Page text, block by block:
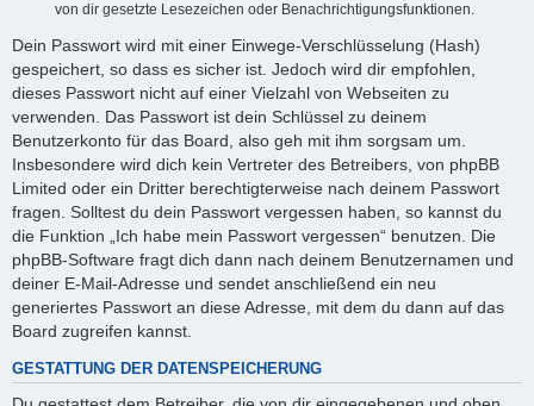
von dir gesetzte Lesezeichen oder Benachrichtigungsfunktionen.
Dein Passwort wird mit einer Einwege-Verschlüsselung (Hash)
gespeichert, so dass es sicher ist. Jedoch wird dir empfohlen,
dieses Passwort nicht auf einer Vielzahl von Webseiten zu
verwenden. Das Passwort ist dein Schlüssel zu deinem
Benutzerkonto für das Board, also geh mit ihm sorgsam um.
Insbesondere wird dich kein Vertreter des Betreibers, von phpBB
Limited oder ein Dritter berechtigterweise nach deinem Passwort
fragen. Solltest du dein Passwort vergessen haben, so kannst du
die Funktion „Ich habe mein Passwort vergessen“ benutzen. Die
phpBB-Software fragt dich dann nach deinem Benutzernamen und
deiner E-Mail-Adresse und sendet anschließend ein neu
generiertes Passwort an diese Adresse, mit dem du dann auf das
Board zugreifen kannst.
GESTATTUNG DER DATENSPEICHERUNG